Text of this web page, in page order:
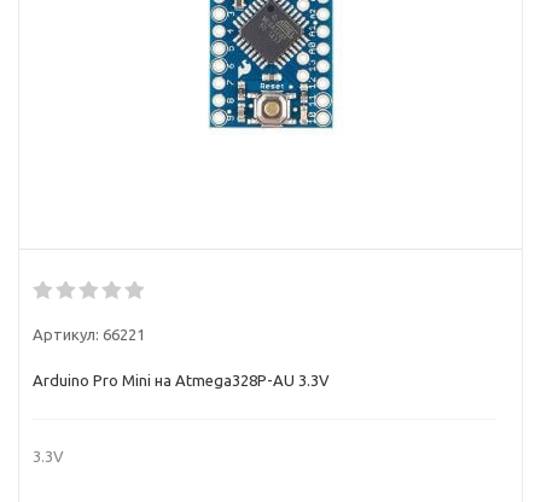
Артикул: 66221
Arduino Pro Mini на Atmega328P-AU 3.3V
3.3V